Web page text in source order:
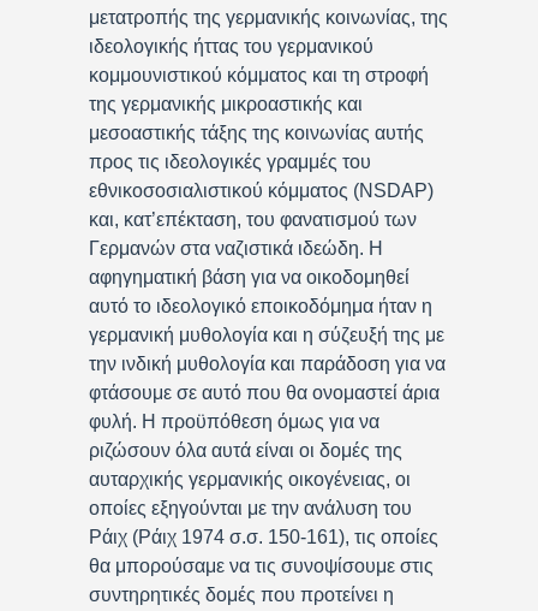
μετατροπής της γερμανικής κοινωνίας, της
ιδεολογικής ήττας του γερμανικού
κομμουνιστικού κόμματος και τη στροφή
της γερμανικής μικροαστικής και
μεσοαστικής τάξης της κοινωνίας αυτής
προς τις ιδεολογικές γραμμές του
εθνικοσοσιαλιστικού κόμματος (NSDAP)
και, κατ’επέκταση, του φανατισμού των
Γερμανών στα ναζιστικά ιδεώδη. Η
αφηγηματική βάση για να οικοδομηθεί
αυτό το ιδεολογικό εποικοδόμημα ήταν η
γερμανική μυθολογία και η σύζευξή της με
την ινδική μυθολογία και παράδοση για να
φτάσουμε σε αυτό που θα ονομαστεί άρια
φυλή. Η προϋπόθεση όμως για να
ριζώσουν όλα αυτά είναι οι δομές της
αυταρχικής γερμανικής οικογένειας, οι
οποίες εξηγούνται με την ανάλυση του
Ράιχ (Ράιχ 1974 σ.σ. 150-161), τις οποίες
θα μπορούσαμε να τις συνοψίσουμε στις
συντηρητικές δομές που προτείνει η